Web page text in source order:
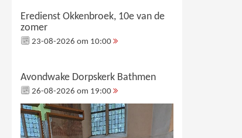
Eredienst Okkenbroek, 10e van de
zomer
23-08-2026 om 10:00
Avondwake Dorpskerk Bathmen
26-08-2026 om 19:00